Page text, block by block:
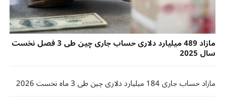
مازاد 489 میلیارد دلاری حساب جاری چین طی 3 فصل نخست
سال 2025
مازاد حساب جاری 184 میلیارد دلاری چین طی 3 ‌ماه نخست 2026